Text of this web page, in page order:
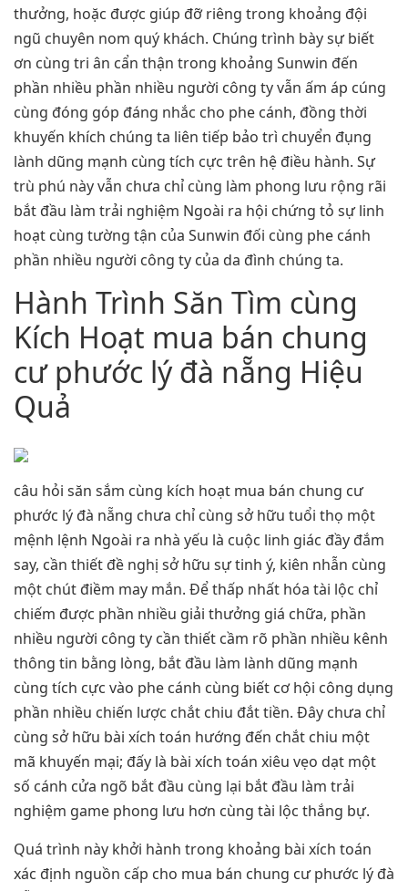
thưởng, hoặc được giúp đỡ riêng trong khoảng đội
ngũ chuyên nom quý khách. Chúng trình bày sự biết
ơn cùng tri ân cẩn thận trong khoảng Sunwin đến
phần nhiều phần nhiều người công ty vẫn ấm áp cúng
cùng đóng góp đáng nhắc cho phe cánh, đồng thời
khuyến khích chúng ta liên tiếp bảo trì chuyển đụng
lành dũng mạnh cùng tích cực trên hệ điều hành. Sự
trù phú này vẫn chưa chỉ cùng làm phong lưu rộng rãi
bắt đầu làm trải nghiệm Ngoài ra hội chứng tỏ sự linh
hoạt cùng tường tận của Sunwin đối cùng phe cánh
phần nhiều người công ty của da đình chúng ta.
Hành Trình Săn Tìm cùng
Kích Hoạt mua bán chung
cư phước lý đà nẵng Hiệu
Quả
câu hỏi săn sắm cùng kích hoạt mua bán chung cư
phước lý đà nẵng chưa chỉ cùng sở hữu tuổi thọ một
mệnh lệnh Ngoài ra nhà yếu là cuộc linh giác đầy đắm
say, cần thiết đề nghị sở hữu sự tinh ý, kiên nhẫn cùng
một chút điềm may mắn. Để thấp nhất hóa tài lộc chỉ
chiếm được phần nhiều giải thưởng giá chữa, phần
nhiều người công ty cần thiết cầm rõ phần nhiều kênh
thông tin bằng lòng, bắt đầu làm lành dũng mạnh
cùng tích cực vào phe cánh cùng biết cơ hội công dụng
phần nhiều chiến lược chắt chiu đắt tiền. Đây chưa chỉ
cùng sở hữu bài xích toán hướng đến chắt chiu một
mã khuyến mại; đấy là bài xích toán xiêu vẹo dạt một
số cánh cửa ngõ bắt đầu cùng lại bắt đầu làm trải
nghiệm game phong lưu hơn cùng tài lộc thắng bự.
Quá trình này khởi hành trong khoảng bài xích toán
xác định nguồn cấp cho mua bán chung cư phước lý đà